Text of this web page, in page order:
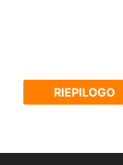
RIEPILOGO